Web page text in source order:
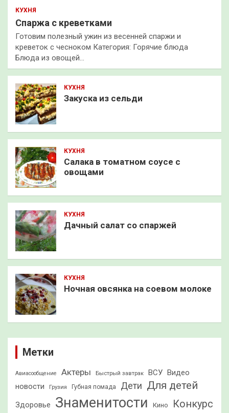
КУХНЯ
Спаржа с креветками
Готовим полезный ужин из весенней спаржи и
креветок с чесноком Категория: Горячие блюда
Блюда из овощей…
КУХНЯ
Закуска из сельди
КУХНЯ
Салака в томатном соусе с
овощами
КУХНЯ
Дачный салат со спаржей
КУХНЯ
Ночная овсянка на соевом молоке
Метки
Авиасообщение Актеры Быстрый завтрак ВСУ
Видео
новости
Грузия Губная помада Дети Для детей
Здоровье Знаменитости Кино
Конкурс